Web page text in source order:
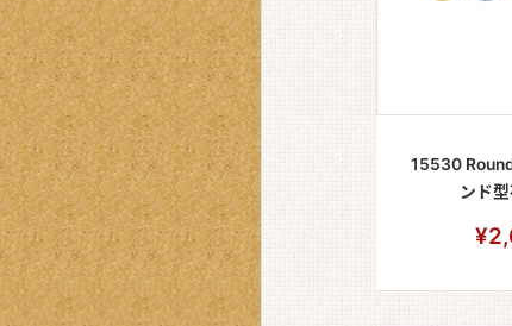
15530
ンド